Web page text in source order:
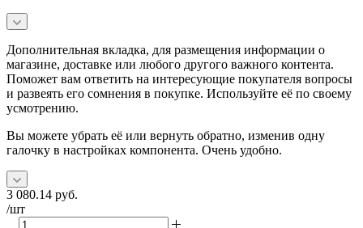
Дополнительная вкладка, для размещения информации о
магазине, доставке или любого другого важного контента.
Поможет вам ответить на интересующие покупателя вопросы
и развеять его сомнения в покупке. Используйте её по своему
усмотрению.
Вы можете убрать её или вернуть обратно, изменив одну
галочку в настройках компонента. Очень удобно.
3 080.14 руб.
/шт